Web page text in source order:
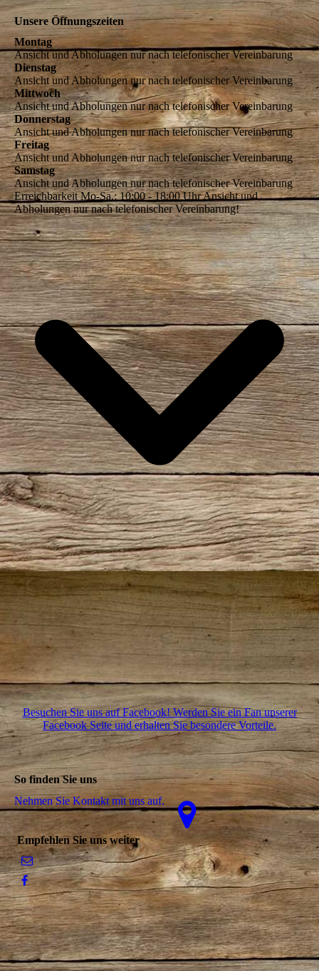
Unsere Öffnungszeiten
Montag
Ansicht und Abholungen nur nach telefonischer Vereinbarung
Dienstag
Ansicht und Abholungen nur nach telefonischer Vereinbarung
Mittwoch
Ansicht und Abholungen nur nach telefonischer Vereinbarung
Donnerstag
Ansicht und Abholungen nur nach telefonischer Vereinbarung
Freitag
Ansicht und Abholungen nur nach telefonischer Vereinbarung
Samstag
Ansicht und Abholungen nur nach telefonischer Vereinbarung
Erreichbarkeit Mo-Sa.: 10:00 - 18:00 Uhr Ansicht und
Abholungen nur nach telefonischer Vereinbarung!
Besuchen Sie uns auf Facebook! Werden Sie ein Fan unserer
Facebook Seite und erhalten Sie besondere Vorteile.
So finden Sie uns
Nehmen Sie Kontakt mit uns auf.
Empfehlen Sie uns weiter